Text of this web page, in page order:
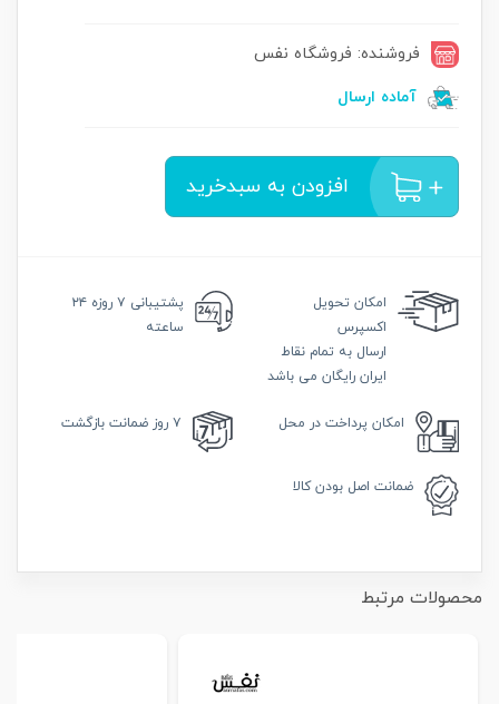
فروشنده: فروشگاه نفس
آماده ارسال
افزودن به سبدخرید
امکان تحویل
اکسپرس
ارسال به تمام نقاط
ایران رایگان می باشد
پشتیبانی
۷ روزه ۲۴
ساعته
امکان پرداخت در محل ۷ روز ضمانت بازگشت
ضمانت اصل بودن کالا
محصولات مرتبط